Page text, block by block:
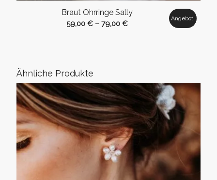
Braut Ohrringe Sally
59,00 €– 79,00 €
Angebot!
Ähnliche Produkte